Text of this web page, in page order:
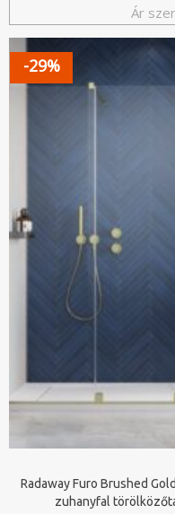
Ár
-29%
Radaway Furo Brushed
zuhanyfal